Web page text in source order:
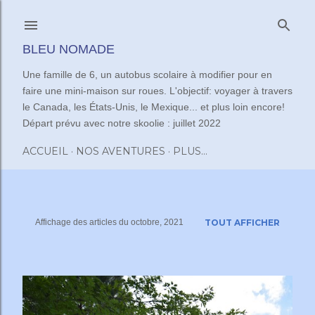
BLEU NOMADE
Une famille de 6, un autobus scolaire à modifier pour en
faire une mini-maison sur roues. L'objectif: voyager à travers
le Canada, les États-Unis, le Mexique... et plus loin encore!
Départ prévu avec notre skoolie : juillet 2022
ACCUEIL NOS AVENTURES PLUS…
t
Affichage des articles du octobre, 2021 TOUT AFFICHER